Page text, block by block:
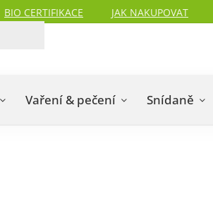
BIO CERTIFIKACE JAK NAKUPOVAT
Vaření & pečení Snídaně